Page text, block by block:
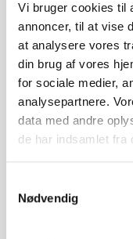
Vi bruger cookies til
annoncer, til at vise
at analysere vores
din brug af vores
for sociale medier,
analysepartnere.
data med andre
de har indsamlet fra
Nødvendig
Hvordan
bygninger?
Når man finder
det nogle helt
påvirker gytje
Gytje er en jordart,
blød og vandholdig